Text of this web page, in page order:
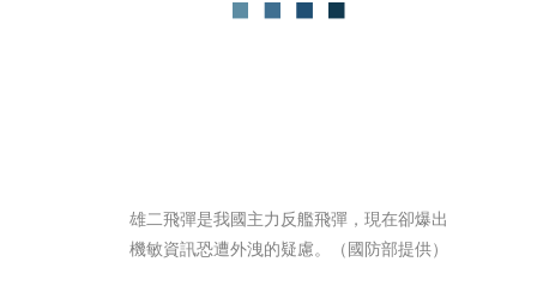
雄二飛彈是我國主力反艦飛彈，現在卻爆出
機敏資訊恐遭外洩的疑慮。（國防部提供）